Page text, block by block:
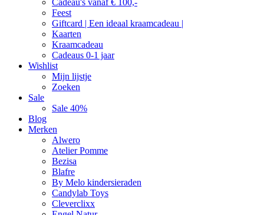
Cadeau's vanaf € 100,-
Feest
Giftcard | Een ideaal kraamcadeau |
Kaarten
Kraamcadeau
Cadeaus 0-1 jaar
Wishlist
Mijn lijstje
Zoeken
Sale
Sale 40%
Blog
Merken
Alwero
Atelier Pomme
Bezisa
Blafre
By Melo kindersieraden
Candylab Toys
Cleverclixx